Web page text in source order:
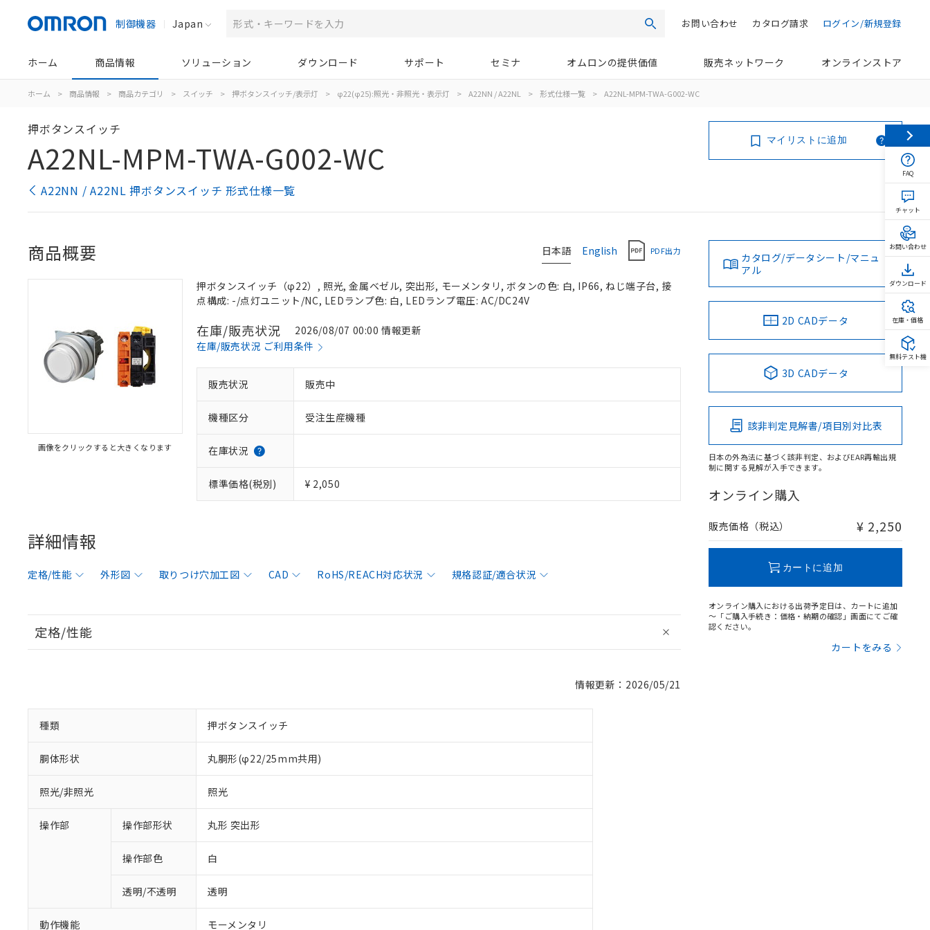
制御機器 Japan 検索 ログイン/新規登録
カタログ請求
お問い合わせ
ホーム 商品情報 ソリューション ダウンロード サポート セミナ オムロンの提供価値 販売ネットワーク オンラインストア
ホーム > 商品情報 > 商品カテゴリ > スイッチ > 押ボタンスイッチ/表示灯 > φ22(φ25):照光・非照光・表示灯 > A22NN / A22NL > 形式仕様一覧 > A22NL-MPM-TWA-G002-WC
押ボタンスイッチ
A22NL-MPM-TWA-G002-WC
A22NN / A22NL 押ボタンスイッチ 形式仕様一覧
マイリストに追加
日本語 English PDF出力
商品概要
画像をクリックすると大きくなります
押ボタンスイッチ（φ22）, 照光, 金属ベゼル, 突出形, モーメンタリ, ボタンの色: 白, IP66, ねじ端子台, 接
点構成: -/点灯ユニット/NC, LEDランプ色: 白, LEDランプ電圧: AC/DC24V
在庫/販売状況
2026/08/07 00:00 情報更新
在庫/販売状況 ご利用条件
販売状況 販売中
機種区分 受注生産機種
在庫状況
標準価格(税別) ¥ 2,050
詳細情報
定格/性能 外形図 取りつけ穴加工図 CAD RoHS/REACH対応状況 規格認証/適合状況
定格/性能
情報更新：2026/05/21
種類 押ボタンスイッチ
胴体形状 丸胴形(φ22/25mm共用)
照光/非照光 照光
操作部 操作部形状 丸形 突出形
操作部色 白
透明/不透明 透明
動作機能 モーメンタリ
カタログ/データシート/マニュ
アル
2D CADデータ
3D CADデータ
該非判定見解書/項目別対比表
日本の外為法に基づく該非判定、およびEAR再輸出規
制に関する見解が入手できます。
オンライン購入
販売価格（税込） ¥ 2,250
カートに追加
オンライン購入における出荷予定日は、カートに追加
～「ご購入手続き：価格・納期の確認」画面にてご確
認ください。
カートをみる
FAQ
チャット
お問い合わせ
ダウンロード
在庫・価格
無料テスト機